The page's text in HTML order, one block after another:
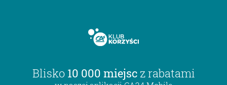
Blisko 10 000 miejsc z rabatami